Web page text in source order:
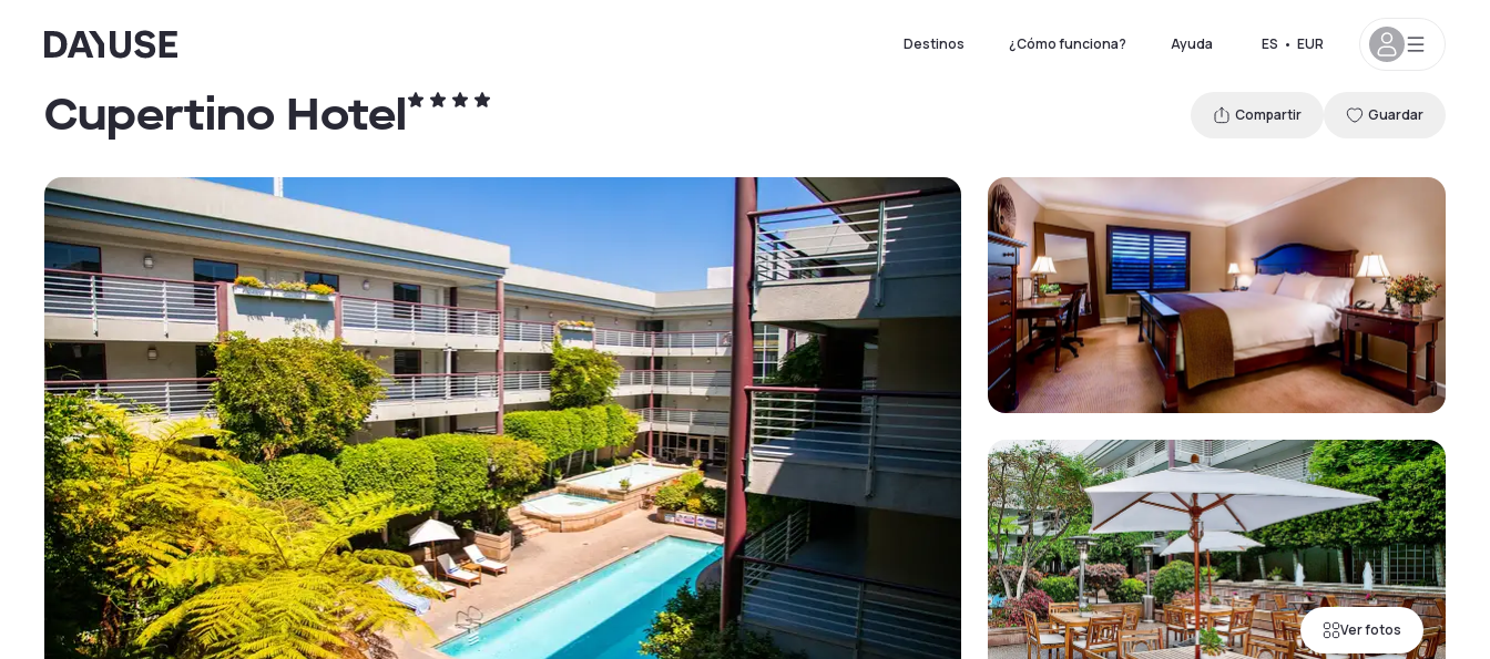
Dayuse Destinos ¿Cómo funciona? Ayuda ES • EUR
Ver fotos
Cupertino Hotel Compartir Guardar